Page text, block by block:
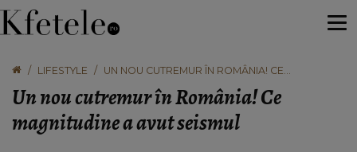
LIFESTYLE
UN NOU CUTREMUR ÎN ROMÂNIA! CE
Un nou cutremur în România! Ce
magnitudine a avut seismul